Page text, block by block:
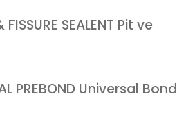
FISSURE SEALENT Pit ve
PREBOND Universal Bond